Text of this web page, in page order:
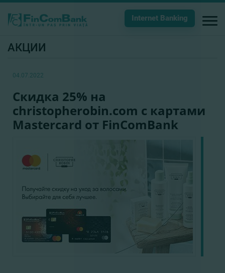
Internet Banking
АКЦИИ
04.07.2022
Cкидка 25% на
christopherobin.com с картами
Mastercard от FinComBank